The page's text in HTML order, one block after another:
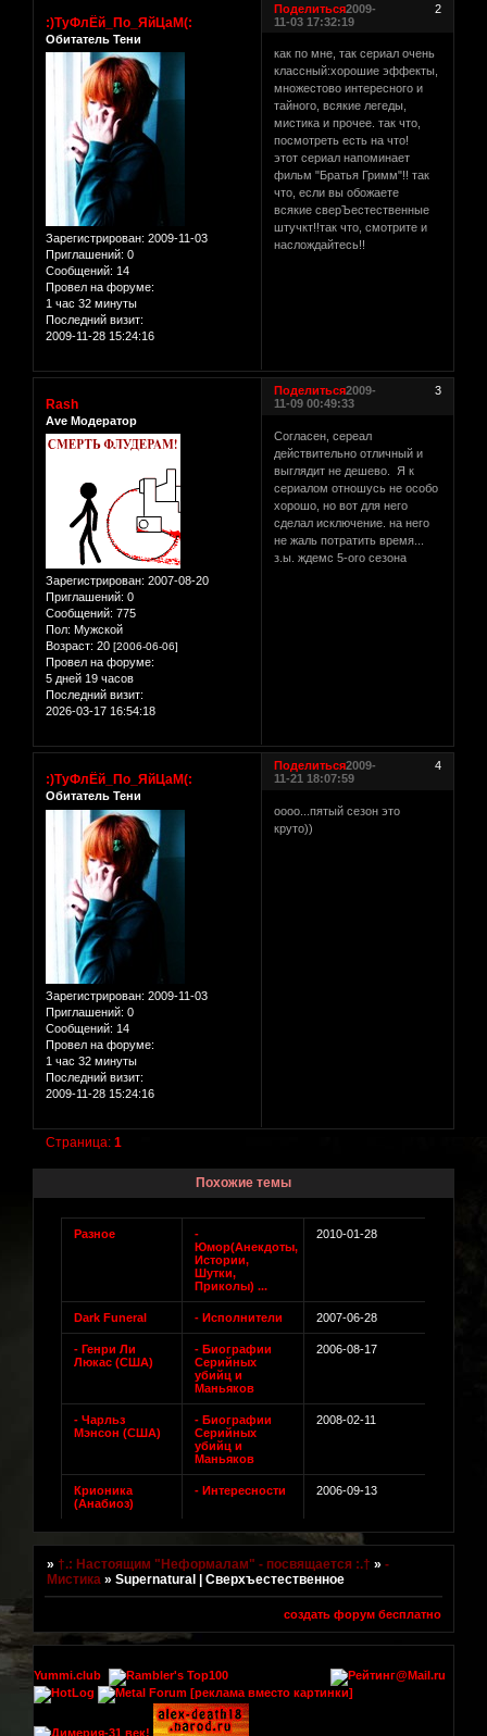
Поделиться 2
2009-
11-03 17:32:19
:)ТуФлЁй_По_ЯйЦаМ(:
Обитатель Тени
Зарегистрирован: 2009-11-03
Приглашений: 0
Сообщений: 14
Провел на форуме:
1 час 32 минуты
Последний визит:
2009-11-28 15:24:16
как по мне, так сериал очень
классный:хорошие эффекты,
множестово интересного и
тайного, всякие легеды,
мистика и прочее. так что,
посмотреть есть на что!
этот сериал напоминает
фильм "Братья Гримм"!! так
что, если вы обожаете
всякие сверЪестественные
штучкт!!так что, смотрите и
наслождайтесь!!
Поделиться 3
2009-
11-09 00:49:33
Rash
Ave Модератор
Зарегистрирован: 2007-08-20
Приглашений: 0
Сообщений: 775
Пол: Мужской
Возраст: 20 [2006-06-06]
Провел на форуме:
5 дней 19 часов
Последний визит:
2026-03-17 16:54:18
Согласен, сереал
действительно отличный и
выглядит не дешево. Я к
сериалом отношусь не особо
хорошо, но вот для него
сделал исключение. на него
не жаль потратить время...
з.ы. ждемс 5-ого сезона
Поделиться 4
2009-
11-21 18:07:59
:)ТуФлЁй_По_ЯйЦаМ(:
Обитатель Тени
Зарегистрирован: 2009-11-03
Приглашений: 0
Сообщений: 14
Провел на форуме:
1 час 32 минуты
Последний визит:
2009-11-28 15:24:16
оооо...пятый сезон это
круто))
Страница:1
Похожие темы
Разное
-
Юмор(Анекдоты,
Истории,
Шутки,
Приколы) ...
2010-01-28
Dark Funeral - Исполнители 2007-06-28
- Генри Ли
Люкас (США)
- Биографии
Серийных
убийц и
Маньяков
2006-08-17
- Чарльз
Мэнсон (США)
- Биографии
Серийных
убийц и
Маньяков
2008-02-11
Крионика
(Анабиоз)
- Интересности 2006-09-13
»†.: Настоящим "Неформалам" - посвящается :.† »-
Мистика »Supernatural | Сверхъестественное
создать форум бесплатно
Yummi.club
[реклама вместо картинки]